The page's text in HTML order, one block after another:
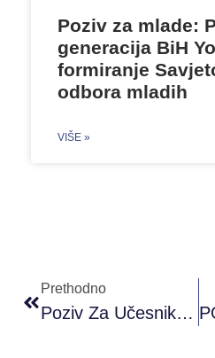
Poziv za mlade:
generacija BiH
formiranje
odbora mladih
VIŠE »
Prethodno
Poziv Za Učesnike/ce – It Has To Be Love, Sutomore, Crna Gora